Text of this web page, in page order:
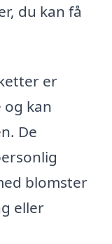
du kan få
er
og kan
De
blomster
eller